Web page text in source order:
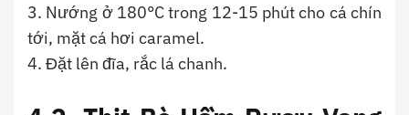
3. Nướng ở 180°C trong 12-15 phút cho cá chín
tới, mặt cá hơi caramel.
4. Đặt lên đĩa, rắc lá chanh.